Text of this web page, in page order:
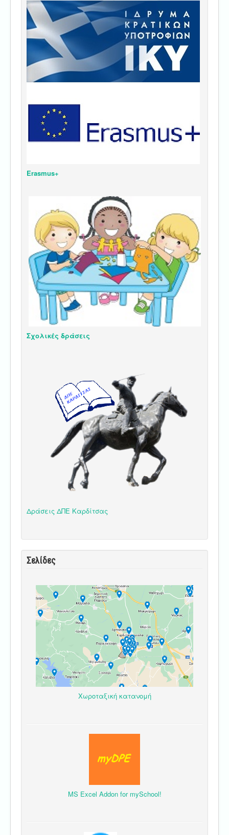
Erasmus+
Σχολικές δράσεις
Δράσεις ΔΠΕ Καρδίτσας
Σελίδες
Χωροταξική κατανομή
MS Excel Addon for mySchool!